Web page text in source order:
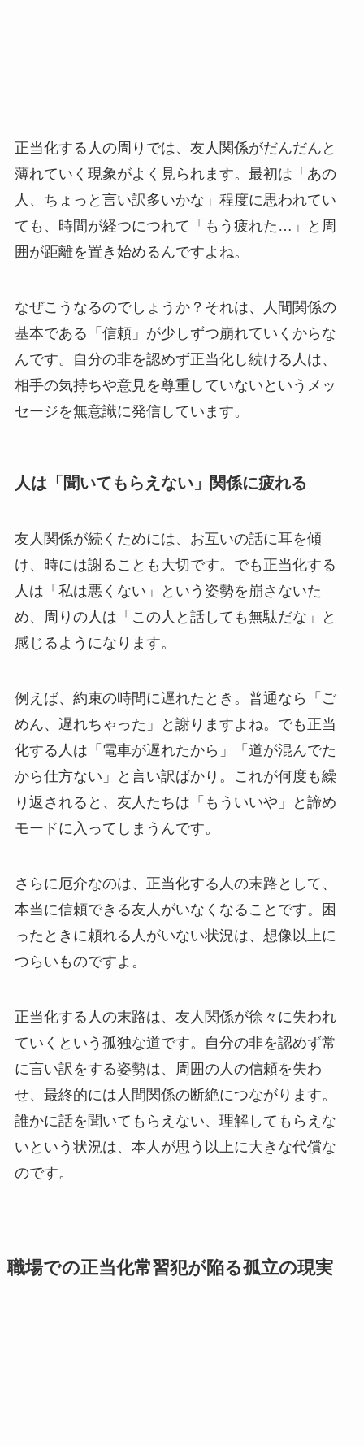
正当化する人の周りでは、友人関係がだんだんと
薄れていく現象がよく見られます。最初は「あの
人、ちょっと言い訳多いかな」程度に思われてい
ても、時間が経つにつれて「もう疲れた…」と周
囲が距離を置き始めるんですよね。
なぜこうなるのでしょうか？それは、人間関係の
基本である「信頼」が少しずつ崩れていくからな
んです。自分の非を認めず正当化し続ける人は、
相手の気持ちや意見を尊重していないというメッ
セージを無意識に発信しています。
人は「聞いてもらえない」関係に疲れる
友人関係が続くためには、お互いの話に耳を傾
け、時には謝ることも大切です。でも正当化する
人は「私は悪くない」という姿勢を崩さないた
め、周りの人は「この人と話しても無駄だな」と
感じるようになります。
例えば、約束の時間に遅れたとき。普通なら「ご
めん、遅れちゃった」と謝りますよね。でも正当
化する人は「電車が遅れたから」「道が混んでた
から仕方ない」と言い訳ばかり。これが何度も繰
り返されると、友人たちは「もういいや」と諦め
モードに入ってしまうんです。
さらに厄介なのは、正当化する人の末路として、
本当に信頼できる友人がいなくなることです。困
ったときに頼れる人がいない状況は、想像以上に
つらいものですよ。
正当化する人の末路は、友人関係が徐々に失われ
ていくという孤独な道です。自分の非を認めず常
に言い訳をする姿勢は、周囲の人の信頼を失わ
せ、最終的には人間関係の断絶につながります。
誰かに話を聞いてもらえない、理解してもらえな
いという状況は、本人が思う以上に大きな代償な
のです。
職場での正当化常習犯が陥る孤立の現実